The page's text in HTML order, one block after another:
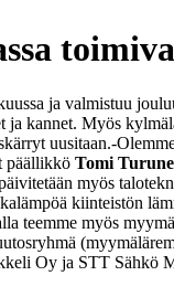
ja valmistuu
kannet. Myös
uusitaan.-
päällikkö Tomi
myös
kiinteistön
teemme myös
Oy ja STT Sähkö